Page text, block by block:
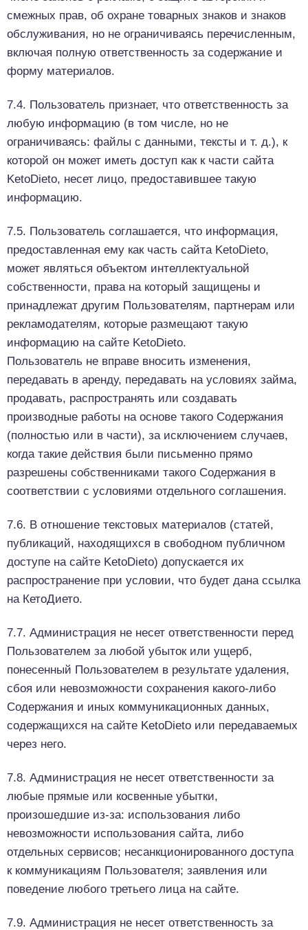
смежных прав, об охране товарных знаков и знаков
обслуживания, но не ограничиваясь перечисленным,
включая полную ответственность за содержание и
форму материалов.
7.4. Пользователь признает, что ответственность за
любую информацию (в том числе, но не
ограничиваясь: файлы с данными, тексты и т. д.), к
которой он может иметь доступ как к части сайта
KetoDieto, несет лицо, предоставившее такую
информацию.
7.5. Пользователь соглашается, что информация,
предоставленная ему как часть сайта KetoDieto,
может являться объектом интеллектуальной
собственности, права на который защищены и
принадлежат другим Пользователям, партнерам или
рекламодателям, которые размещают такую
информацию на сайте KetoDieto.
Пользователь не вправе вносить изменения,
передавать в аренду, передавать на условиях займа,
продавать, распространять или создавать
производные работы на основе такого Содержания
(полностью или в части), за исключением случаев,
когда такие действия были письменно прямо
разрешены собственниками такого Содержания в
соответствии с условиями отдельного соглашения.
7.6. В отношение текстовых материалов (статей,
публикаций, находящихся в свободном публичном
доступе на сайте KetoDieto) допускается их
распространение при условии, что будет дана ссылка
на КетоДието.
7.7. Администрация не несет ответственности перед
Пользователем за любой убыток или ущерб,
понесенный Пользователем в результате удаления,
сбоя или невозможности сохранения какого-либо
Содержания и иных коммуникационных данных,
содержащихся на сайте KetoDieto или передаваемых
через него.
7.8. Администрация не несет ответственности за
любые прямые или косвенные убытки,
произошедшие из-за: использования либо
невозможности использования сайта, либо
отдельных сервисов; несанкционированного доступа
к коммуникациям Пользователя; заявления или
поведение любого третьего лица на сайте.
7.9. Администрация не несет ответственность за